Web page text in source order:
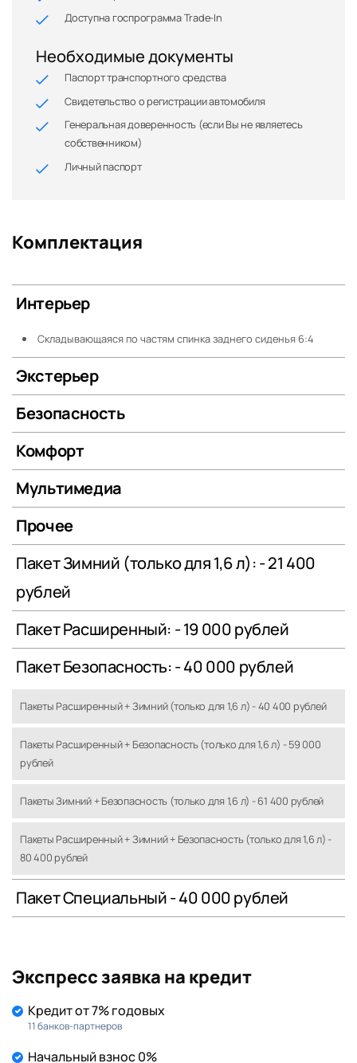
Доступна госпрограмма Trade-In
Необходимые документы
Паспорт транспортного средства
Свидетельство о регистрации автомобиля
Генеральная доверенность (если Вы не являетесь
собственником)
Личный паспорт
Комплектация
Интерьер
Складывающаяся по частям спинка заднего сиденья 6:4
Экстерьер
Безопасность
Комфорт
Мультимедиа
Прочее
Пакет Зимний (только для 1,6 л): - 21 400
рублей
Пакет Расширенный: - 19 000 рублей
Пакет Безопасность: - 40 000 рублей
Пакеты Расширенный + Зимний (только для 1,6 л) - 40 400 рублей
Пакеты Расширенный + Безопасность (только для 1,6 л) - 59 000
рублей
Пакеты Зимний + Безопасность (только для 1,6 л) - 61 400 рублей
Пакеты Расширенный + Зимний + Безопасность (только для 1,6 л) -
80 400 рублей
Пакет Специальный - 40 000 рублей
Экспресс заявка на кредит
Кредит от 7% годовых
11 банков-партнеров
Начальный взнос 0%